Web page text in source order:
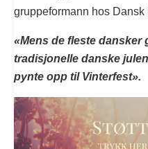
gruppeformann hos Dansk
«Mens de fleste dansker
tradisjonelle danske
pynte opp til Vinterfest».